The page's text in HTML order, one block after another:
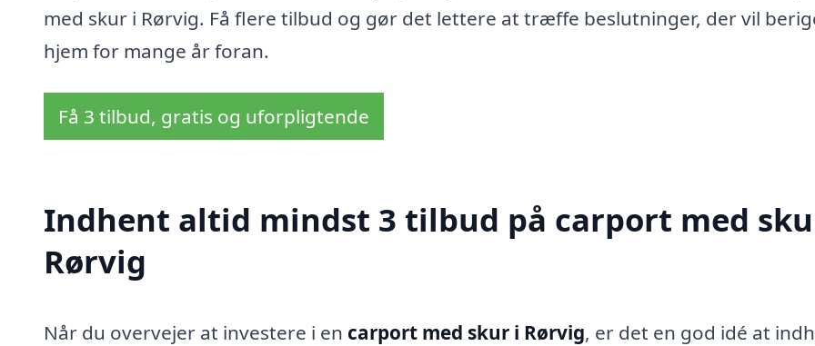
med skur i Rørvig. Få flere tilbud og gør det lettere at træffe beslutninger, der vil
hjem for mange år foran.
Få 3 tilbud, gratis og uforpligtende
Indhent altid mindst 3 tilbud på carport med
Rørvig
Når du overvejer at investere i en carport med skur i Rørvig, er det en god idé at